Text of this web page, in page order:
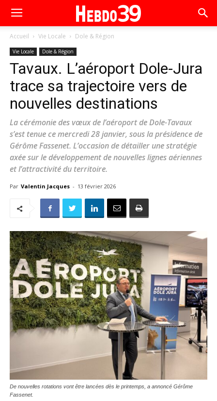
Accueil Vie Locale Dole & Région
Vie Locale Dole & Région
Tavaux. L’aéroport Dole-Jura
trace sa trajectoire vers de
nouvelles destinations
La cérémonie des vœux de l’aéroport de Dole-Tavaux
s’est tenue ce mercredi 28 janvier, sous la présidence de
Gérôme Fassenet. L’occasion de détailler une stratégie
axée sur le développement de nouvelles lignes aériennes
et l’attractivité du territoire.
Par Valentin Jacques - 13 février 2026
De nouvelles rotations vont être lancées dès le printemps, a annoncé Gérôme
Fassenet.